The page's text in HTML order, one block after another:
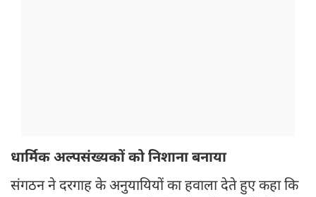
धार्मिक अल्पसंख्यकों को निशाना बनाया
संगठन ने दरगाह के अनुयायियों का हवाला देते हुए कहा कि